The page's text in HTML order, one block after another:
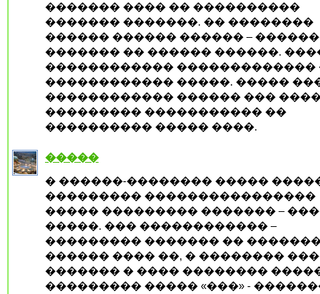
������� ���� �� ����������
������� �������. �� ��������
������ ������ ������ –
������� �� ������ ������.
������������ �������������
������������ �����. �����
������������ ������ ���
��������� ����������� ��
���������� ����� ����.
�����
� ������-�������� �����
��������� ����������������
����� ��������� ������� –
�����. ��� ������������ –
��������� ������� ��
������ ���� ��, � ��������
������� � ���� ��������
��������� ����� «���» -